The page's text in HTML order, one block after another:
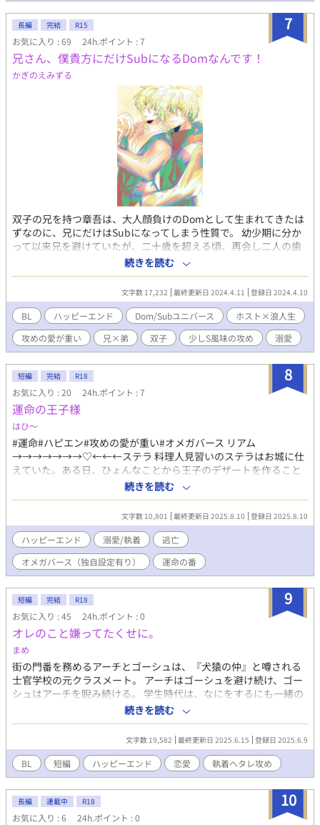
7
長編 完結 R15
お気に入り : 69 24h.ポイント : 7
兄さん、僕貴方にだけSubになるDomなんです！
かぎのえみずる
双子の兄を持つ章吾は、大人顔負けのDomとして生まれてきたは
ずなのに、兄にだけはSubになってしまう性質で。 幼少期に分か
って以来兄を避けていたが、二十歳を超える頃、再会し二人の歯
車がまた巡る Dom/Subユニバースボーイズラブです。 初めて
Dom/Subユニバース書いてみたので違和感あっても気にしないで
ください。 Dom/Subユニバースの用語説明なしです。
続きを読む
文字数 17,232 最終更新日 2024.4.11 登録日 2024.4.10
BL ハッピーエンド Dom/Subユニバース
ホスト×浪人生
攻めの愛が重い
兄×弟 双子 少しS風味の攻め 溺愛
8
短編 完結 R18
お気に入り : 20 24h.ポイント : 7
運命の王子様
はひ〜
#運命#ハピエン#攻めの愛が重い#オメガバース リアム
→→→→→→→♡←←←ステラ 料理人見習いのステラはお城に仕
えていた。ある日、ひょんなことから王子のデザートを作ること
になった。デザートが完成した王子が食した後、いきなり作った
ものを呼べと言われて…。
続きを読む
文字数 10,801 最終更新日 2025.8.10 登録日 2025.8.10
ハッピーエンド 溺愛/執着
逃亡
オメガバース（独自設定有り）
運命の番
9
短編 完結 R18
お気に入り : 45 24h.ポイント : 0
オレのこと嫌ってたくせに。
まめ
街の門番を務めるアーチとゴーシュは、『犬猿の仲』と噂される
士官学校の元クラスメート。 アーチはゴーシュを避け続け、ゴー
シュはアーチを睨み続ける。 学生時代は、なにをするにも一緒の
二人だったのに。 明るく人懐っこいアーチと、無口で大柄なゴー
シュは、過去の誤解からすれ違い続けてきたが、とある事件に巻
き込まれたことをきっかけに、互いの本心が明らかになり、付き
合うことに。 そんな二人が幸せに結ばれるまでのお話。 全８話
毎日17時更新 6月15日完結予定 ゴーシュ×アーチ 攻めの愛が重
い…… 過去にムーンライトノベルズにアップしていた小説を、改
稿しながらアップしています。 よろしくお願いいたします。
続きを読む
文字数 19,582 最終更新日 2025.6.15 登録日 2025.6.9
BL 短編 ハッピーエンド 恋愛 執着ヘタレ攻め
10
長編 連載中 R18
お気に入り : 6 24h.ポイント : 0